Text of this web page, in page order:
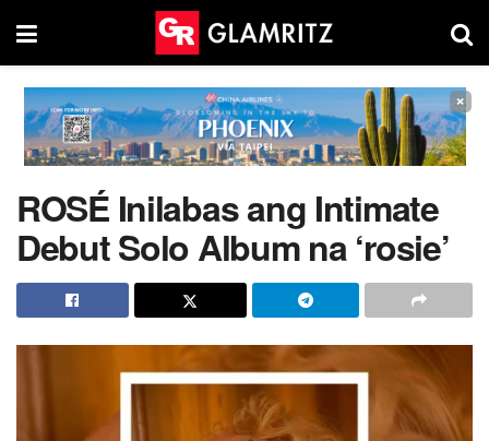
×
ROSÉ Inilabas ang Intimate
Debut Solo Album na ‘rosie’